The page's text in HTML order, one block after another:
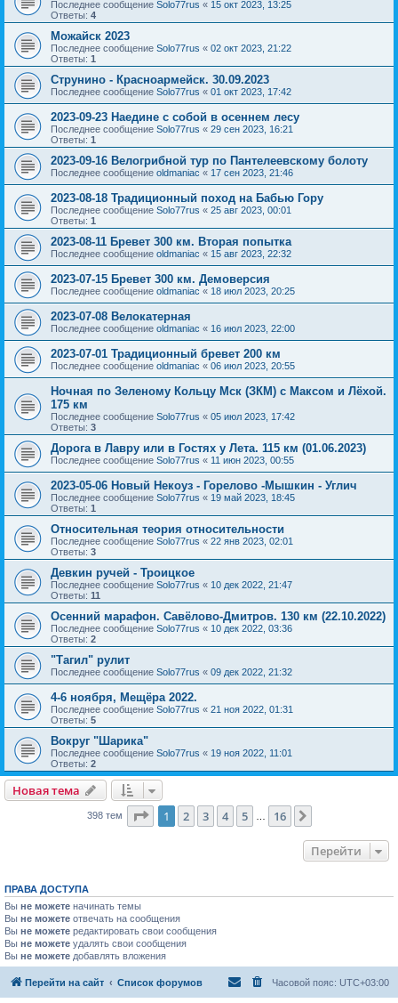
Последнее сообщение Solo77rus « 15 окт 2023, 13:25
Ответы: 4
Можайск 2023
Последнее сообщение Solo77rus « 02 окт 2023, 21:22
Ответы: 1
Струнино - Красноармейск. 30.09.2023
Последнее сообщение Solo77rus « 01 окт 2023, 17:42
2023-09-23 Наедине с собой в осеннем лесу
Последнее сообщение Solo77rus « 29 сен 2023, 16:21
Ответы: 1
2023-09-16 Велогрибной тур по Пантелеевскому болоту
Последнее сообщение oldmaniac « 17 сен 2023, 21:46
2023-08-18 Традиционный поход на Бабью Гору
Последнее сообщение Solo77rus « 25 авг 2023, 00:01
Ответы: 1
2023-08-11 Бревет 300 км. Вторая попытка
Последнее сообщение oldmaniac « 15 авг 2023, 22:32
2023-07-15 Бревет 300 км. Демоверсия
Последнее сообщение oldmaniac « 18 июл 2023, 20:25
2023-07-08 Велокатерная
Последнее сообщение oldmaniac « 16 июл 2023, 22:00
2023-07-01 Традиционный бревет 200 км
Последнее сообщение oldmaniac « 06 июл 2023, 20:55
Ночная по Зеленому Кольцу Мск (ЗКМ) с Максом и Лёхой.
175 км
Последнее сообщение Solo77rus « 05 июл 2023, 17:42
Ответы: 3
Дорога в Лавру или в Гостях у Лета. 115 км (01.06.2023)
Последнее сообщение Solo77rus « 11 июн 2023, 00:55
2023-05-06 Новый Некоуз - Горелово -Мышкин - Углич
Последнее сообщение Solo77rus « 19 май 2023, 18:45
Ответы: 1
Относительная теория относительности
Последнее сообщение Solo77rus « 22 янв 2023, 02:01
Ответы: 3
Девкин ручей - Троицкое
Последнее сообщение Solo77rus « 10 дек 2022, 21:47
Ответы: 11
Осенний марафон. Савёлово-Дмитров. 130 км (22.10.2022)
Последнее сообщение Solo77rus « 10 дек 2022, 03:36
Ответы: 2
"Тагил" рулит
Последнее сообщение Solo77rus « 09 дек 2022, 21:32
4-6 ноября, Мещёра 2022.
Последнее сообщение Solo77rus « 21 ноя 2022, 01:31
Ответы: 5
Вокруг "Шарика"
Последнее сообщение Solo77rus « 19 ноя 2022, 11:01
Ответы: 2
Новая тема
398 тем Страница из 16
1 2 3 4 5 16
Перейти
ПРАВА ДОСТУПА
Вы не можете начинать темы
Вы не можете отвечать на сообщения
Вы не можете редактировать свои сообщения
Вы не можете удалять свои сообщения
Вы не можете добавлять вложения
Перейти на сайт Список форумов Часовой пояс: UTC+03:00